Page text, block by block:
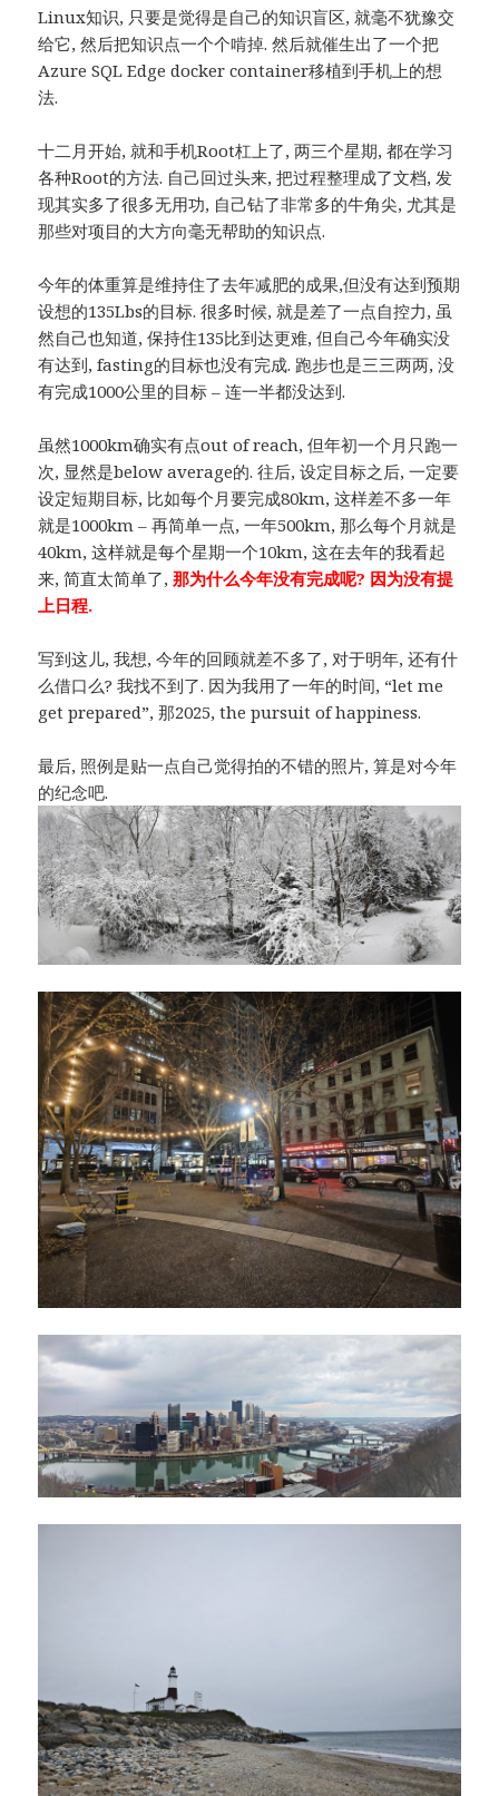
Linux知识, 只要是觉得是自己的知识盲区, 就毫不犹豫交
给它, 然后把知识点一个个啃掉. 然后就催生出了一个把
Azure SQL Edge docker container移植到手机上的想
法.
十二月开始, 就和手机Root杠上了, 两三个星期, 都在学习
各种Root的方法. 自己回过头来, 把过程整理成了文档, 发
现其实多了很多无用功, 自己钻了非常多的牛角尖, 尤其是
那些对项目的大方向毫无帮助的知识点.
今年的体重算是维持住了去年减肥的成果,但没有达到预期
设想的135Lbs的目标. 很多时候, 就是差了一点自控力, 虽
然自己也知道, 保持住135比到达更难, 但自己今年确实没
有达到, fasting的目标也没有完成. 跑步也是三三两两, 没
有完成1000公里的目标 – 连一半都没达到.
虽然1000km确实有点out of reach, 但年初一个月只跑一
次, 显然是below average的. 往后, 设定目标之后, 一定要
设定短期目标, 比如每个月要完成80km, 这样差不多一年
就是1000km – 再简单一点, 一年500km, 那么每个月就是
40km, 这样就是每个星期一个10km, 这在去年的我看起
来, 简直太简单了,那为什么今年没有完成呢? 因为没有提
上日程.
写到这儿, 我想, 今年的回顾就差不多了, 对于明年, 还有什
么借口么? 我找不到了. 因为我用了一年的时间, “let me
get prepared”, 那2025, the pursuit of happiness.
最后, 照例是贴一点自己觉得拍的不错的照片, 算是对今年
的纪念吧.